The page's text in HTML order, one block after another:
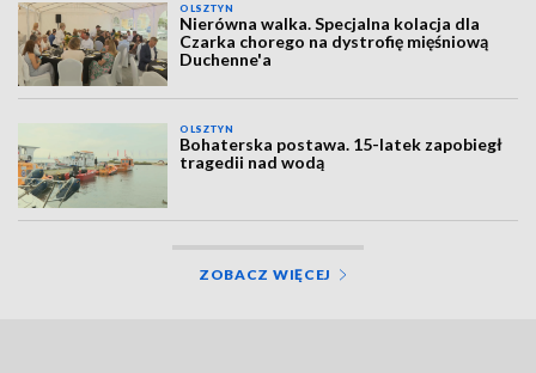
OLSZTYN
Nierówna walka. Specjalna kolacja dla
Czarka chorego na dystrofię mięśniową
Duchenne'a
OLSZTYN
Bohaterska postawa. 15-latek zapobiegł
tragedii nad wodą
ZOBACZ WIĘCEJ